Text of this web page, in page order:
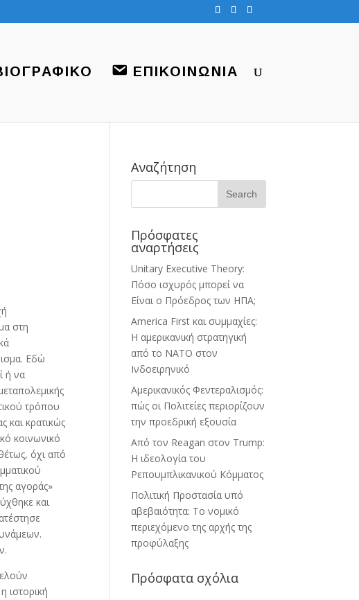
ΕΠΙΚΟΙΝΩΝΙΑ
στη
Εδώ
ή να
τρόπου
και κρατικώς
κοινωνικό
όχι από
αγοράς»
και
ιστορική
Αναζήτηση
Πρόσφατες
αναρτήσεις
Unitary Executive Theory:
Πόσο ισχυρός μπορεί να
Είναι ο Πρόεδρος των ΗΠΑ;
America First και συμμαχίες:
Η αμερικανική στρατηγική
από το ΝΑΤΟ στον
Ινδοειρηνικό
Αμερικανικός Φεντεραλισμός:
πώς οι Πολιτείες περιορίζουν
την προεδρική εξουσία
Από τον Reagan στον Trump:
Η ιδεολογία του
Ρεπουμπλικανικού Κόμματος
Πολιτική Προστασία υπό
αβεβαιότητα: Το νομικό
περιεχόμενο της αρχής της
προφύλαξης
Πρόσφατα σχόλια